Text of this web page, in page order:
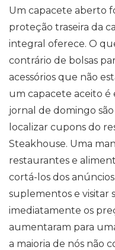
Um capacete aberto
proteção traseira da
integral oferece. O
contrário de bolsas
acessórios que não
um capacete aceito é
jornal de domingo
localizar cupons do
Steakhouse. Uma
restaurantes e
cortá-los dos
suplementos e visitar
imediatamente os
aumentaram para
a maioria de nós não